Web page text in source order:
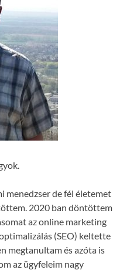
menedzser de fél életemet
2020 ban döntöttem
az online marketing
(SEO) keltette
megtanultam és azóta is
az ügyfeleim nagy